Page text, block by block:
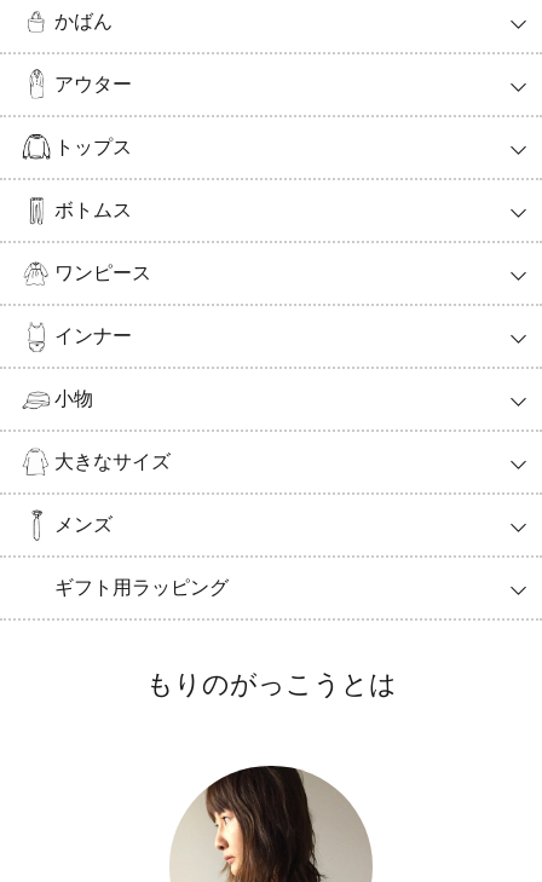
かばん
アウター
トップス
ボトムス
ワンピース
インナー
小物
大きなサイズ
メンズ
ギフト用ラッピング
もりのがっこうとは